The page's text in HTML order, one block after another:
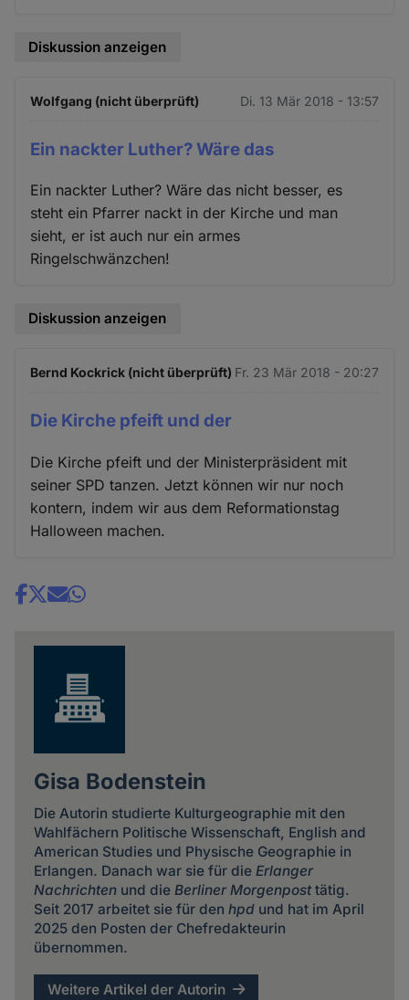
Diskussion anzeigen
Wolfgang (nicht überprüft) Di. 13 Mär 2018 - 13:57
Ein nackter Luther? Wäre das
Ein nackter Luther? Wäre das nicht besser, es
steht ein Pfarrer nackt in der Kirche und man
sieht, er ist auch nur ein armes
Ringelschwänzchen!
Diskussion anzeigen
Bernd Kockrick (nicht überprüft) Fr. 23 Mär 2018 - 20:27
Die Kirche pfeift und der
Die Kirche pfeift und der Ministerpräsident mit
seiner SPD tanzen. Jetzt können wir nur noch
kontern, indem wir aus dem Reformationstag
Halloween machen.
Share
Gisa Bodenstein
Die Autorin studierte Kulturgeographie mit den
Wahlfächern Politische Wissenschaft, English and
American Studies und Physische Geographie in
Erlangen. Danach war sie für die Erlanger
Nachrichtenund die Berliner Morgenposttätig.
Seit 2017 arbeitet sie für den hpdund hat im April
2025 den Posten der Chefredakteurin
übernommen.
Weitere Artikel der Autorin